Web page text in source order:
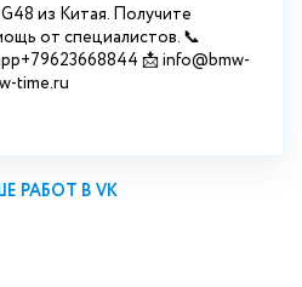
из Китая. Получите
от специалистов. 📞
📩 info@bmw-
time.ru
РАБОТ В VK